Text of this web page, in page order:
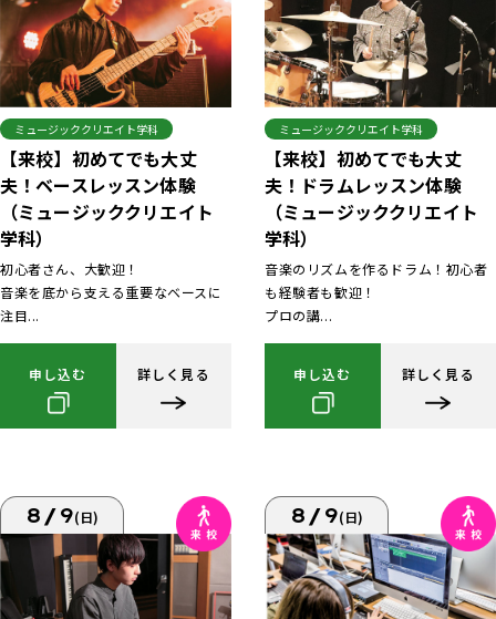
ミュージッククリエイト学科
【来校】初めてでも大丈
夫！ベースレッスン体験
（ミュージッククリエイト
学科）
初心者さん、大歓迎！
音楽を底から支える重要なベースに
注目...
申し込む 詳しく見る
ミュージッククリエイト学科
【来校】初めてでも大丈
夫！ドラムレッスン体験
（ミュージッククリエイト
学科）
音楽のリズムを作るドラム！初心者
も経験者も歓迎！
プロの講...
申し込む 詳しく見る
8/9(日) 8/9(日)